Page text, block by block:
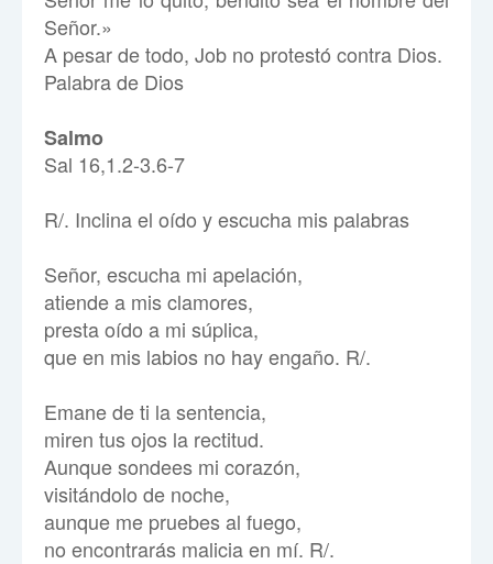
Señor.»
A pesar de todo, Job no protestó contra Dios.
Palabra de Dios
Salmo
Sal 16,1.2-3.6-7
R/. Inclina el oído y escucha mis palabras
Señor, escucha mi apelación,
atiende a mis clamores,
presta oído a mi súplica,
que en mis labios no hay engaño. R/.
Emane de ti la sentencia,
miren tus ojos la rectitud.
Aunque sondees mi corazón,
visitándolo de noche,
aunque me pruebes al fuego,
no encontrarás malicia en mí. R/.